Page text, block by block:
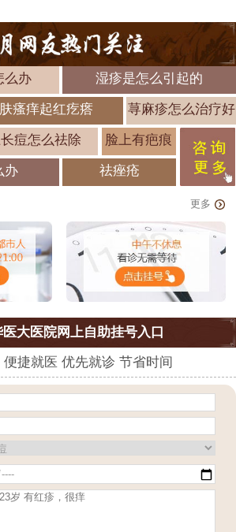
么办 湿疹是怎么引起的
瘙痒起红疙瘩 荨麻疹怎么治疗好
痘怎么祛除 脸上有疤痕
办 祛痤疮
更多
医大医院网上自助挂号入口
便捷就医 优先就诊 节省时间